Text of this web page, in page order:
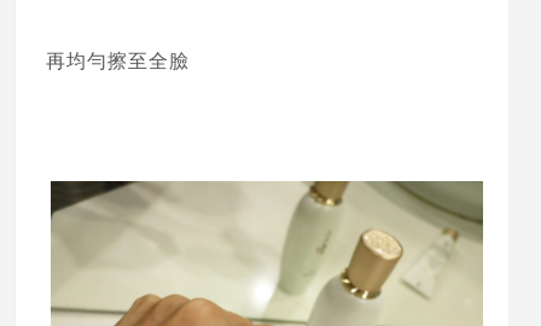
再均勻擦至全臉